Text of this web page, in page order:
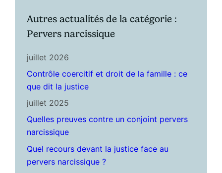
Autres actualités de la catégorie :
Pervers narcissique
juillet 2026
Contrôle coercitif et droit de la famille : ce
que dit la justice
juillet 2025
Quelles preuves contre un conjoint pervers
narcissique
Quel recours devant la justice face au
pervers narcissique ?